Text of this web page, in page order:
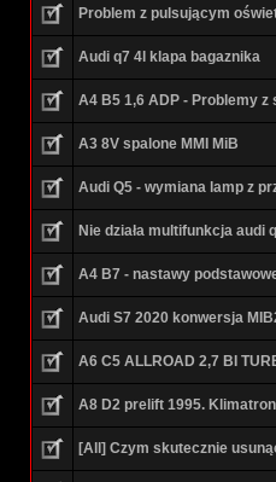
Problem z pulsującym
Audi q7 4l klapa bagaznika
A4 B5 1,6 ADP - Problemy z
A3 8V spalone MMI MiB
Audi Q5 - wymiana lamp z
Nie działa multifunkcja audi
A4 B7 - nastawy
Audi S7 2020 konwersja
A6 C5 ALLROAD 2,7 BI
A8 D2 prelift 1995.
[All] Czym skutecznie